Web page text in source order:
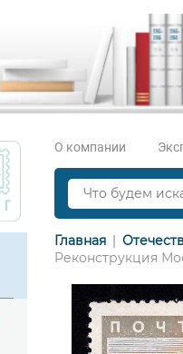
О компании
Главная
Реконструкция